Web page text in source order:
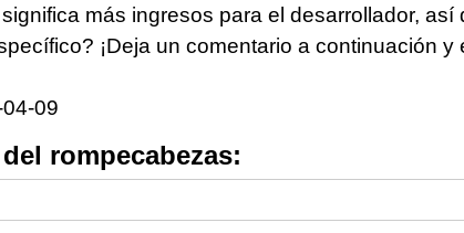
más ingresos para el desarrollador,
¡Deja un comentario a continuación
09
rompecabezas: